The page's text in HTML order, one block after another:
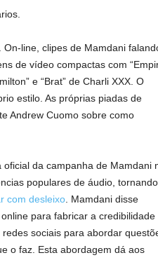
line, clipes de Mamdani
de vídeo compactas com
e “Brat” de Charli XXX. O
estilo. As próprias piadas de
Andrew Cuomo sobre como
da campanha de Mamdani
populares de áudio,
com desleixo. Mamdani disse
para fabricar a credibilidade
sociais para abordar
o faz. Esta abordagem dá aos